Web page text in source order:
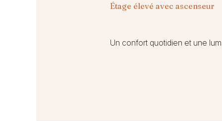
Étage élevé avec ascenseur
Un confort quotidien et une